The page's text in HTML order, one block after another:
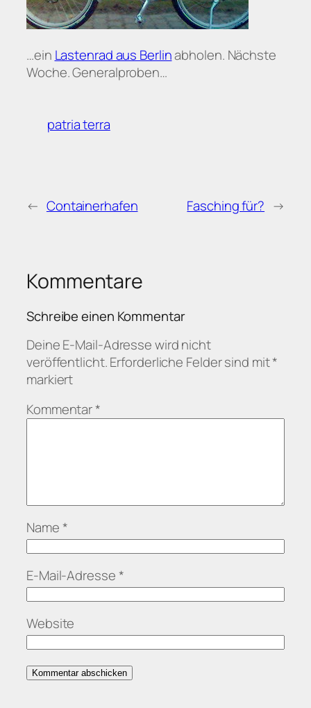
…ein Lastenrad aus Berlinabholen. Nächste
Woche. Generalproben…
patria terra
← Containerhafen Fasching für? →
Kommentare
Schreibe einen Kommentar
Deine E-Mail-Adresse wird nicht
veröffentlicht.Erforderliche Felder sind mit*
markiert
Kommentar*
Name *
E-Mail-Adresse *
Website